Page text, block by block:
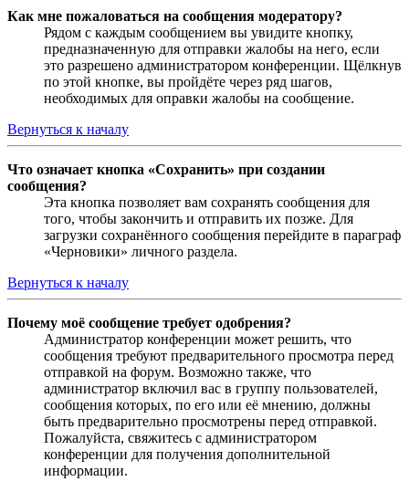
Как мне пожаловаться на сообщения модератору?
Рядом с каждым сообщением вы увидите кнопку,
предназначенную для отправки жалобы на него, если
это разрешено администратором конференции. Щёлкнув
по этой кнопке, вы пройдёте через ряд шагов,
необходимых для оправки жалобы на сообщение.
Вернуться к началу
Что означает кнопка «Сохранить» при создании
сообщения?
Эта кнопка позволяет вам сохранять сообщения для
того, чтобы закончить и отправить их позже. Для
загрузки сохранённого сообщения перейдите в параграф
«Черновики» личного раздела.
Вернуться к началу
Почему моё сообщение требует одобрения?
Администратор конференции может решить, что
сообщения требуют предварительного просмотра перед
отправкой на форум. Возможно также, что
администратор включил вас в группу пользователей,
сообщения которых, по его или её мнению, должны
быть предварительно просмотрены перед отправкой.
Пожалуйста, свяжитесь с администратором
конференции для получения дополнительной
информации.